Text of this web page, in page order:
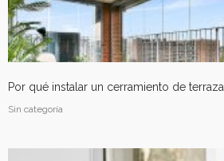
Por qué instalar un cerramiento de terraza
Sin categoría